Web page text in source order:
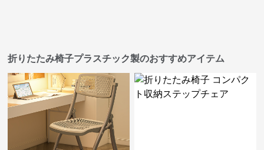
折りたたみ椅子プラスチック製のおすすめアイテム